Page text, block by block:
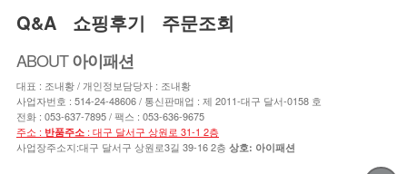
Q&A 쇼핑후기 주문조회
ABOUT아이패션
대표 : 조내황 / 개인정보담당자 : 조내황
사업자번호 : 514-24-48606 / 통신판매업 : 제 2011-대구 달서-0158 호
전화 : 053-637-7895/ 팩스 : 053-636-9675
주소 : 반품주소 : 대구 달서구 상원로 31-1 2층
사업장주소지:대구 달서구 상원로3길 39-16 2층 상호: 아이패션